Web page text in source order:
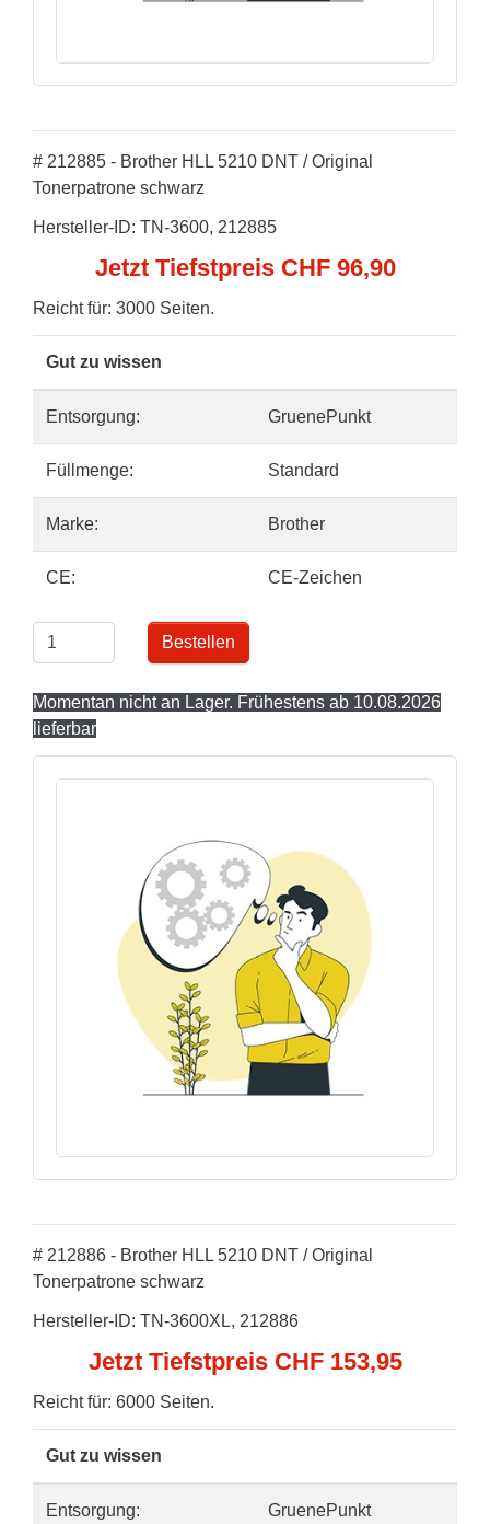
# 212885 - Brother HLL 5210 DNT / Original
Tonerpatrone schwarz
Hersteller-ID: TN-3600, 212885
Jetzt Tiefstpreis CHF 96,90
Reicht für: 3000 Seiten.
Gut zu wissen
Entsorgung: GruenePunkt
Füllmenge: Standard
Marke: Brother
CE: CE-Zeichen
Bestellen
Momentan nicht an Lager. Frühestens ab 10.08.2026
lieferbar
# 212886 - Brother HLL 5210 DNT / Original
Tonerpatrone schwarz
Hersteller-ID: TN-3600XL, 212886
Jetzt Tiefstpreis CHF 153,95
Reicht für: 6000 Seiten.
Gut zu wissen
Entsorgung: GruenePunkt